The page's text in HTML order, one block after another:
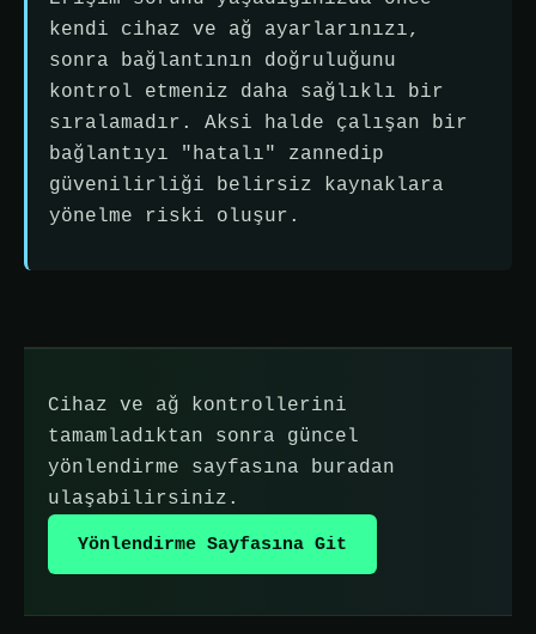
kendi cihaz ve ağ ayarlarınızı,
sonra bağlantının doğruluğunu
kontrol etmeniz daha sağlıklı bir
sıralamadır. Aksi halde çalışan bir
bağlantıyı "hatalı" zannedip
güvenilirliği belirsiz kaynaklara
yönelme riski oluşur.
Cihaz ve ağ kontrollerini
tamamladıktan sonra güncel
yönlendirme sayfasına buradan
ulaşabilirsiniz.
Yönlendirme Sayfasına Git